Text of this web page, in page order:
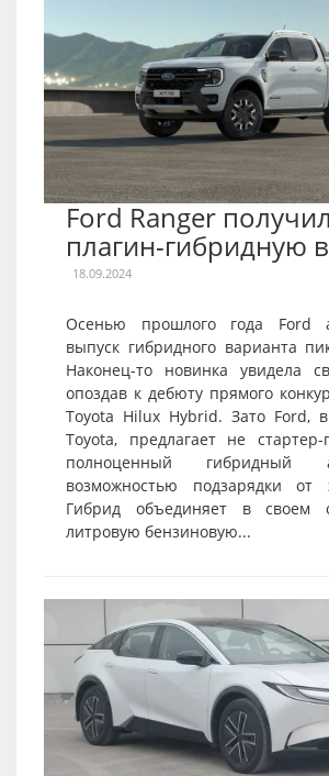
Ford Ranger получил
плагин-гибридную
18.09.2024
Осенью прошлого года Ford
выпуск гибридного варианта
Наконец-то новинка увидела
опоздав к дебюту прямого
Toyota Hilux Hybrid. Зато Ford,
Toyota, предлагает не стартер-
полноценный гибридный
возможностью подзарядки от
Гибрид объединяет в своем
литровую бензиновую...